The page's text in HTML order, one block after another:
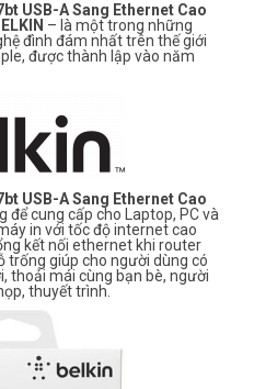
USB-A Sang Ethernet Cao
– là một trong những
đình đám nhất trên thế giới
được thành lập vào năm
USB-A Sang Ethernet Cao
để cung cấp cho Laptop, PC và
in với tốc độ internet cao
kết nối ethernet khi router
trống giúp cho người dùng có
thoải mái cùng bạn bè, người
thuyết trình.